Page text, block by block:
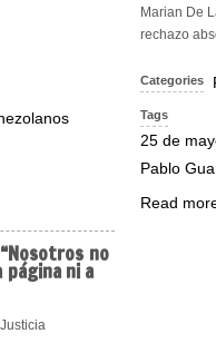
Marian De
rechazo
Categories
Tags
25 de
Pablo
Read
no
ni a